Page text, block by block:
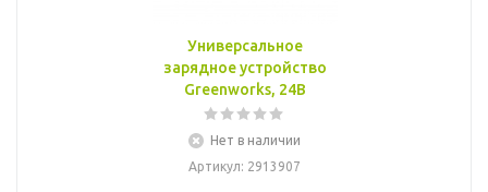
Универсальное
зарядное устройство
Greenworks, 24B
Нет в наличии
Артикул: 2913907